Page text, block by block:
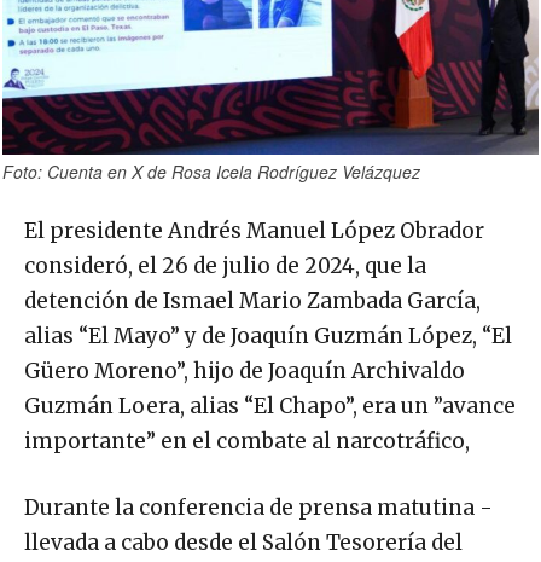
Foto: Cuenta en X de Rosa Icela Rodríguez Velázquez
El presidente Andrés Manuel López Obrador
consideró, el 26 de julio de 2024, que la
detención de Ismael Mario Zambada García,
alias “El Mayo” y de Joaquín Guzmán López, “El
Güero Moreno”, hijo de Joaquín Archivaldo
Guzmán Loera, alias “El Chapo”, era un ”avance
importante” en el combate al narcotráfico,
Durante la conferencia de prensa matutina -
llevada a cabo desde el Salón Tesorería del